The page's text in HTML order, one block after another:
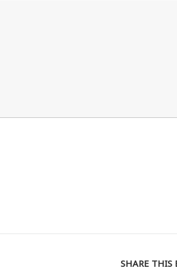
SHARE THIS